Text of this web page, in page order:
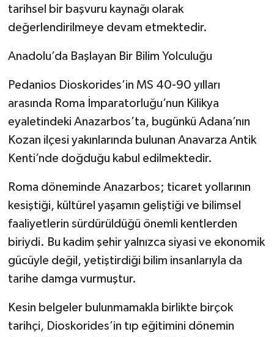
tarihsel bir başvuru kaynağı olarak
değerlendirilmeye devam etmektedir.
Anadolu’da Başlayan Bir Bilim Yolculuğu
Pedanios Dioskorides’in MS 40-90 yılları
arasında Roma İmparatorluğu’nun Kilikya
eyaletindeki Anazarbos’ta, bugünkü Adana’nın
Kozan ilçesi yakınlarında bulunan Anavarza Antik
Kenti’nde doğduğu kabul edilmektedir.
Roma döneminde Anazarbos; ticaret yollarının
kesiştiği, kültürel yaşamın geliştiği ve bilimsel
faaliyetlerin sürdürüldüğü önemli kentlerden
biriydi. Bu kadim şehir yalnızca siyasi ve ekonomik
gücüyle değil, yetiştirdiği bilim insanlarıyla da
tarihe damga vurmuştur.
Kesin belgeler bulunmamakla birlikte birçok
tarihçi, Dioskorides’in tıp eğitimini dönemin